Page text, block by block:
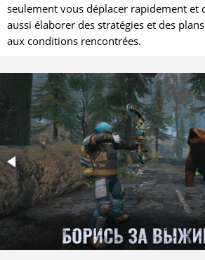
seulement vous déplacer rapidement et
aussi élaborer des stratégies et des
aux conditions rencontrées.